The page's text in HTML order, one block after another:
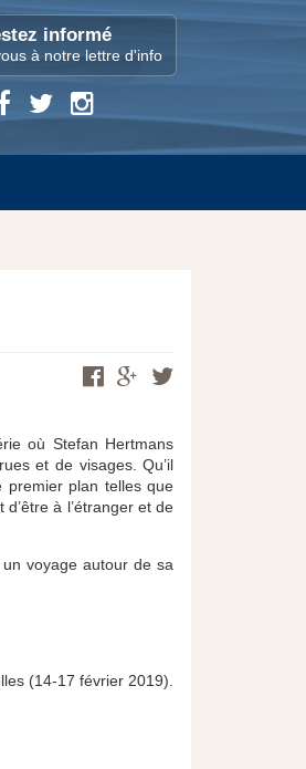
informé
à notre lettre d'info
où Stefan Hertmans
et de visages. Qu’il
premier plan telles que
à l’étranger et de
voyage autour de sa
(14-17 février 2019).